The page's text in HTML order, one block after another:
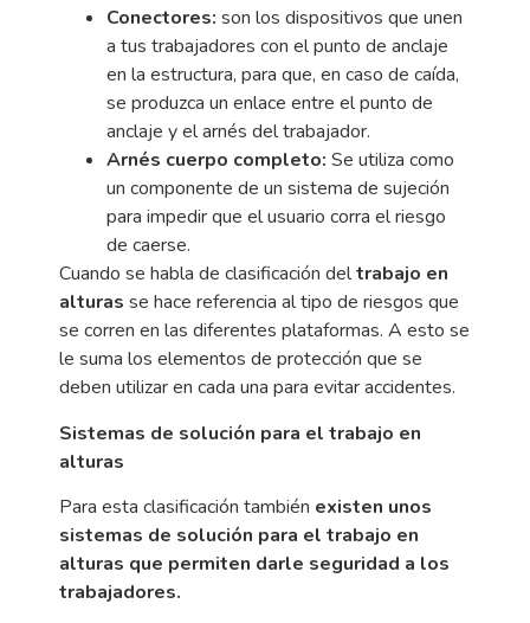
Conectores: son los dispositivos que unen
a tus trabajadores con el punto de anclaje
en la estructura, para que, en caso de caída,
se produzca un enlace entre el punto de
anclaje y el arnés del trabajador.
Arnés cuerpo completo: Se utiliza como
un componente de un sistema de sujeción
para impedir que el usuario corra el riesgo
de caerse.
Cuando se habla de clasificación deltrabajo en
alturas se hace referencia al tipo de riesgos que
se corren en las diferentes plataformas. A esto se
le suma los elementos de protección que se
deben utilizar en cada una para evitar accidentes.
Sistemas de solución para el trabajo en
alturas
Para esta clasificación también existen unos
sistemas de solución para el trabajo en
alturas que permiten darle seguridad a los
trabajadores.